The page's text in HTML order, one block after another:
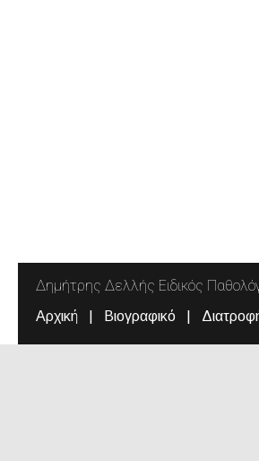
Δημήτρης Δελλής Ειδικός
Αρχική Βιογραφικό